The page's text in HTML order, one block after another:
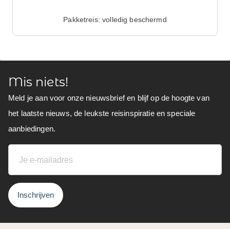
Pakketreis: volledig beschermd
Mis niets!
Meld je aan voor onze nieuwsbrief en blijf op de hoogte van
het laatste nieuws, de leukste reisinspiratie en speciale
aanbiedingen.
Inschrijven